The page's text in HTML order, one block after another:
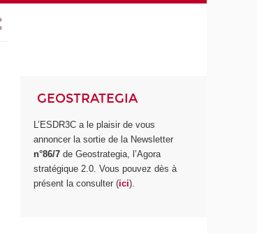
GEOSTRATEGIA
L’ESDR3C a le plaisir de vous
annoncer la sortie de la Newsletter
n°86/7 de Geostrategia, l’Agora
stratégique 2.0. Vous pouvez dès à
présent la consulter (ici).